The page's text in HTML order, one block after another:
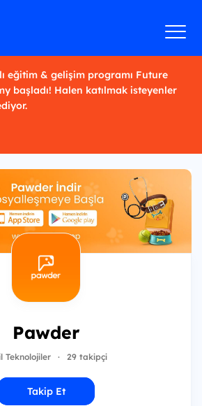
eğitim & gelişim programı Future
başladı! Halen katılmak isteyenler
Pawder
Teknolojiler · 29 takipçi
Takip Et